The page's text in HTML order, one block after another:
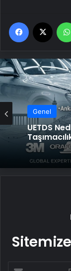
Facebook
Genel
UETDS